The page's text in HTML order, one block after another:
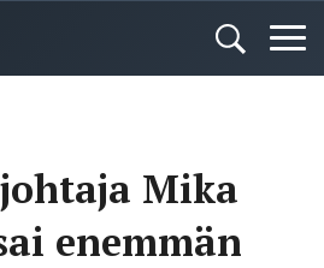
Mika
enemmän